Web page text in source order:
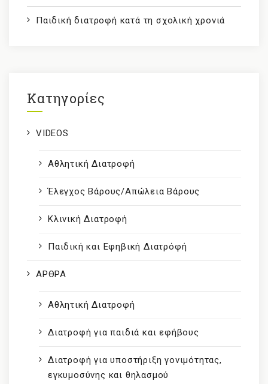
Παιδική διατροφή κατά τη σχολική χρονιά
Kατηγορίες
VIDEOS
Αθλητική Διατροφή
Έλεγχος Βάρους/Απώλεια Βάρους
Κλινική Διατροφή
Παιδική και Εφηβική Διατρόφή
ΑΡΘΡΑ
Αθλητική Διατροφή
Διατροφή για παιδιά και εφήβους
Διατροφή για υποστήριξη γονιμότητας,
εγκυμοσύνης και θηλασμού